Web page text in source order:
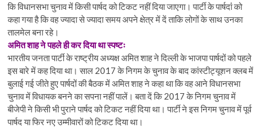
कि विधानसभा चुनाव में किसी पार्षद को टिकट नहीं दिया जाएगा। पार्टी के पार्षदांं को
कहा गया है कि वह ज्यादा से ज्यादा समय अपने क्षेत्र में दें ताकि लोगों के साथ उनका
तालमेल बना रहे।
अमित शाह ने पहले ही कर दिया था स्पष्टः
भारतीय जनता पार्टी के राष्ट्रीय अध्यक्ष अमित शाह ने दिल्ली के भाजपा पार्षदों को पहले
इस बारे में कह दिया था। साल 2017 के निगम के चुनाव के बाद कांस्टीट्यूशन क्लब में
बुलाई गई जीते हुए पार्षदों की बैठक में अमित शाह ने कहा था कि वह आने विधानसभा
चुनाव में विधायक बनने का सपना नहीं पालें। बता दें कि 2017 के निगम चुनाव में
बीजेपी ने किसी भी पुराने पार्षद को टिकट नहीं दिया था। पार्टी ने इस निगम चुनाव में पूर्व
पार्षद या फिर नए उम्मीवारों को टिकट दिया था।